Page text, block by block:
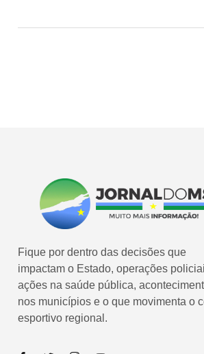
Fique por dentro das decisões que
impactam o Estado, operações
ações na saúde pública,
nos municípios e o que movimenta o
esportivo regional.